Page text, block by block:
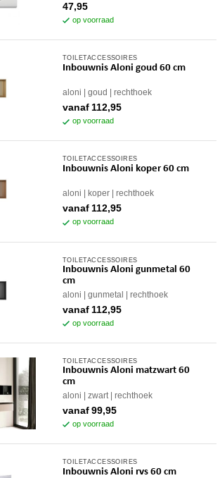
47,95
op voorraad
TOILETACCESSOIRES
Inbouwnis Aloni goud 60 cm
aloni goud rechthoek
vanaf 112,95
op voorraad
Dit
heeft
meerdere
variaties.
kan
worden
op
de
TOILETACCESSOIRES
Inbouwnis Aloni koper 60 cm
aloni koper rechthoek
vanaf 112,95
op voorraad
Dit
heeft
meerdere
variaties.
kan
gekozen
worden
op
de
TOILETACCESSOIRES
Inbouwnis Aloni gunmetal 60
cm
aloni gunmetal rechthoek
vanaf 112,95
op voorraad
Dit
product
heeft
meerdere
variaties.
kan
gekozen
worden
op
de
TOILETACCESSOIRES
Inbouwnis Aloni matzwart 60
cm
aloni zwart rechthoek
vanaf 99,95
op voorraad
Dit
product
heeft
meerdere
variaties.
kan
TOILETACCESSOIRES
Inbouwnis Aloni rvs 60 cm
Dit